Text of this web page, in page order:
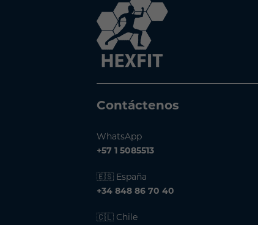
Contáctenos
WhatsApp
+57 1 5085513
🇪🇸 España
+34 848 86 70 40
🇨🇱 Chile